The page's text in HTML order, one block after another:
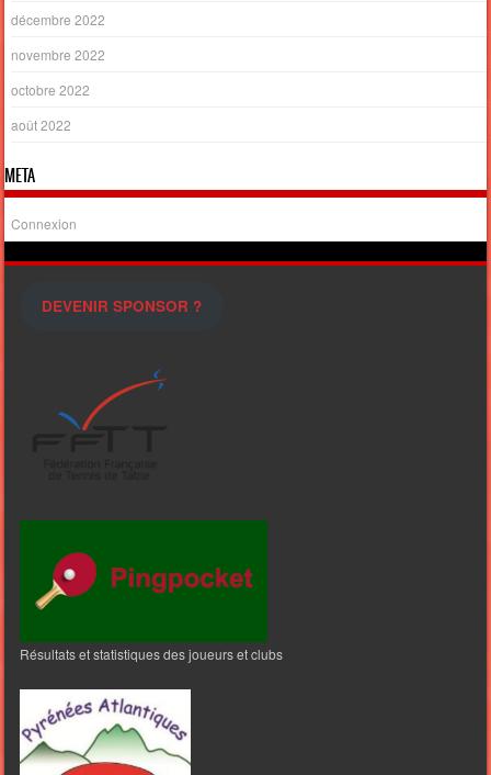
décembre 2022
novembre 2022
octobre 2022
août 2022
META
Connexion
DEVENIR SPONSOR ?
Résultats et statistiques des joueurs et clubs